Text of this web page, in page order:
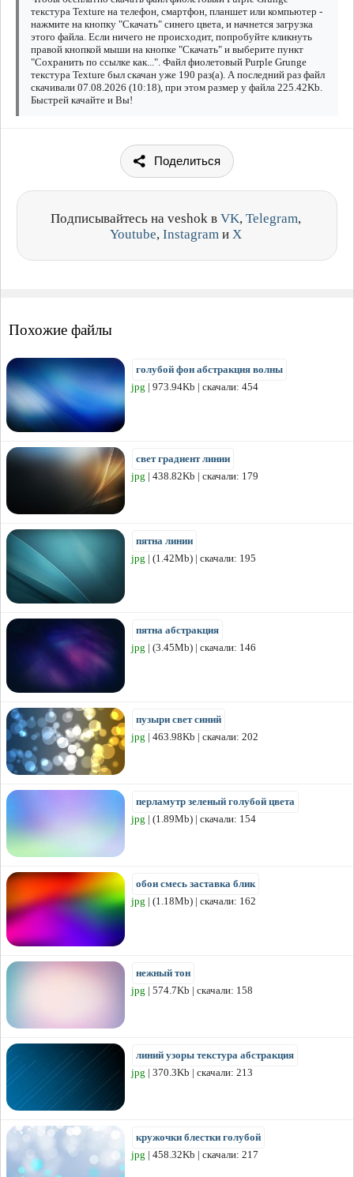
текстура Texture на телефон, смартфон, планшет или компьютер -
нажмите на кнопку "Скачать" синего цвета, и начнется загрузка
этого файла. Если ничего не происходит, попробуйте кликнуть
правой кнопкой мыши на кнопке "Скачать" и выберите пункт
"Сохранить по ссылке как...". Файл фиолетовый Purple Grunge
текстура Texture был скачан уже 190 раз(а). А последний раз файл
скачивали 07.08.2026 (10:18), при этом размер у файла 225.42Kb.
Быстрей качайте и Вы!
Поделиться
Подписывайтесь на veshok в VK, Telegram,
Youtube, Instagram и X
Похожие файлы
голубой фон абстракция волны
jpg | 973.94Kb | скачали: 454
свет градиент линии
jpg | 438.82Kb | скачали: 179
пятна линии
jpg | (1.42Mb) | скачали: 195
пятна абстракция
jpg | (3.45Mb) | скачали: 146
пузыри свет синий
jpg | 463.98Kb | скачали: 202
перламутр зеленый голубой цвета
jpg | (1.89Mb) | скачали: 154
обои смесь заставка блик
jpg | (1.18Mb) | скачали: 162
нежный тон
jpg | 574.7Kb | скачали: 158
линий узоры текстура абстракция
jpg | 370.3Kb | скачали: 213
кружочки блестки голубой
jpg | 458.32Kb | скачали: 217